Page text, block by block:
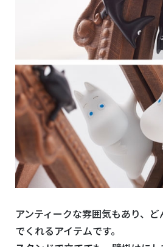
アンティークな雰囲気もあり、
でくれるアイテムです。